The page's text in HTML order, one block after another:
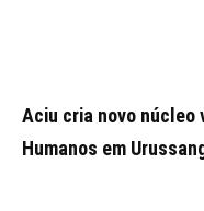
Aciu cria novo núcleo
Humanos em